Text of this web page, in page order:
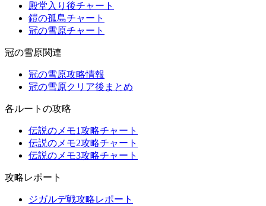
殿堂入り後チャート
鎧の孤島チャート
冠の雪原チャート
冠の雪原関連
冠の雪原攻略情報
冠の雪原クリア後まとめ
各ルートの攻略
伝説のメモ1攻略チャート
伝説のメモ2攻略チャート
伝説のメモ3攻略チャート
攻略レポート
ジガルデ戦攻略レポート